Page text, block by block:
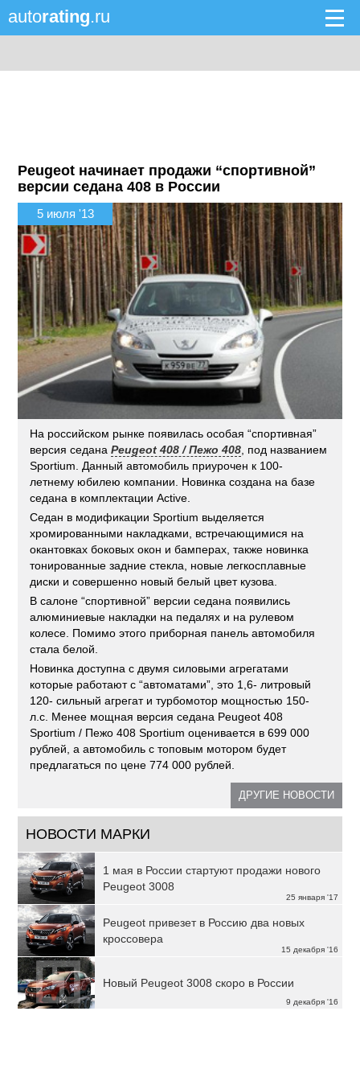
autorating.ru
Peugeot начинает продажи “спортивной”
версии седана 408 в России
5 июля '13
На российском рынке появилась особая “спортивная”
версия седанаPeugeot 408 / Пежо 408 , под названием
Sportium. Данный автомобиль приурочен к 100-
летнему юбилею компании. Новинка создана на базе
седана в комплектации Active.
Седан в модификации Sportium выделяется
хромированными накладками, встречающимися на
окантовках боковых окон и бамперах, также новинка
тонированные задние стекла, новые легкосплавные
диски и совершенно новый белый цвет кузова.
В салоне “спортивной” версии седана появились
алюминиевые накладки на педалях и на рулевом
колесе. Помимо этого приборная панель автомобиля
стала белой.
Новинка доступна с двумя силовыми агрегатами
которые работают с “автоматами”, это 1,6- литровый
120- сильный агрегат и турбомотор мощностью 150-
л.с. Менее мощная версия седана Peugeot 408
Sportium / Пежо 408 Sportium оценивается в 699 000
рублей, а автомобиль с топовым мотором будет
предлагаться по цене 774 000 рублей.
ДРУГИЕ НОВОСТИ
НОВОСТИ МАРКИ
25 января '17
1 мая в России стартуют продажи нового
Peugeot 3008
15 декабря '16
Peugeot привезет в Россию два новых
кроссовера
9 декабря '16
Новый Peugeot 3008 скоро в России